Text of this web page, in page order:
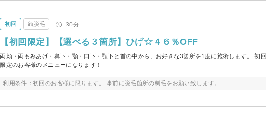
初回 顔脱毛 30分
【初回限定】【選べる３箇所】ひげ☆４６％OFF
両頬・両もみあげ・鼻下・顎・口下・顎下と首の中から、お好きな3箇所を1度に施術します。 初回
限定のお客様のメニューになります！
利用条件：初回のお客様に限ります。 事前に脱毛箇所の剃毛をお願い致します。